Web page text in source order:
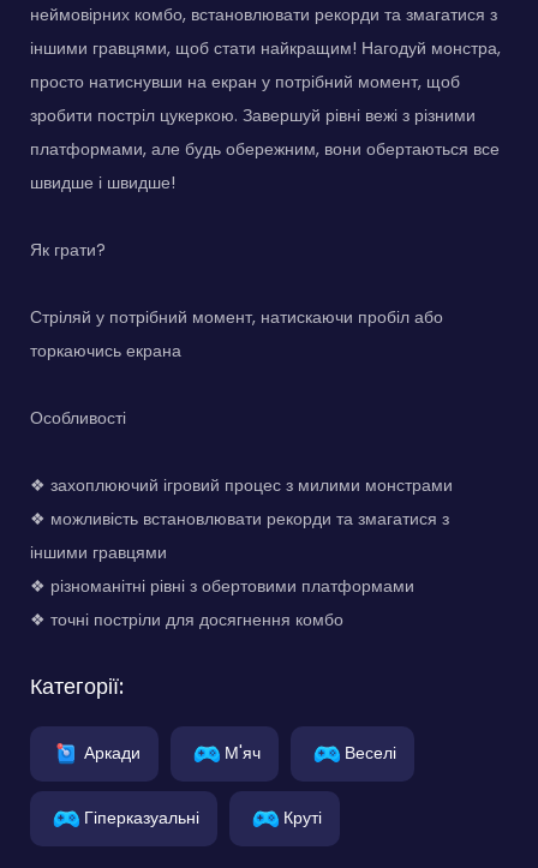
неймовірних комбо, встановлювати рекорди та змагатися з
іншими гравцями, щоб стати найкращим! Нагодуй монстра,
просто натиснувши на екран у потрібний момент, щоб
зробити постріл цукеркою. Завершуй рівні вежі з різними
платформами, але будь обережним, вони обертаються все
швидше і швидше!
Як грати?
Стріляй у потрібний момент, натискаючи пробіл або
торкаючись екрана
Особливості
❖ захоплюючий ігровий процес з милими монстрами
❖ можливість встановлювати рекорди та змагатися з
іншими гравцями
❖ різноманітні рівні з обертовими платформами
❖ точні постріли для досягнення комбо
Категорії:
Аркади М'яч Веселі
Гіперказуальні Круті